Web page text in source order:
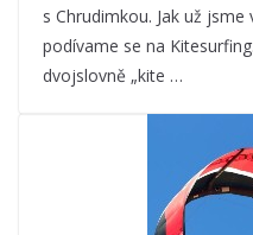
s Chrudimkou. Jak už
podívame se na
dvojslovně „kite …